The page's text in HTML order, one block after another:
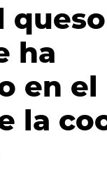
queso
ha
en el
la